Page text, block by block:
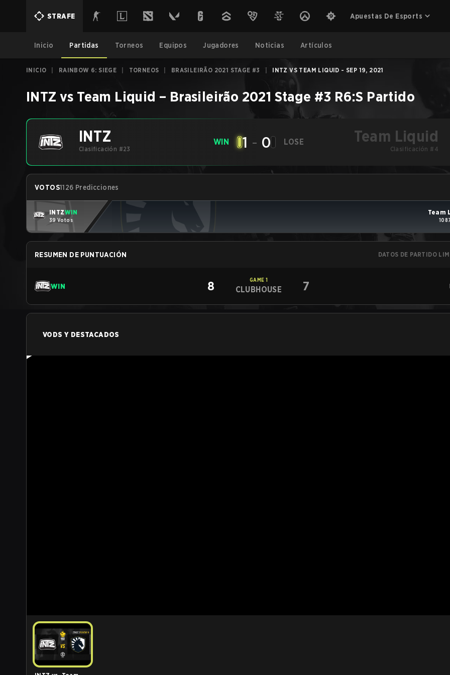
STRAFE Apuestas De Esports
Inicio Partidas Torneos Equipos Jugadores Noticias Artículos
INICIO RAINBOW 6: SIEGE TORNEOS BRASILEIRÃO 2021 STAGE #3 INTZ VS TEAM LIQUID - SEP 19, 2021
INTZ vs Team Liquid – Brasileirão 2021 Stage #3 R6:S Partido
INTZ
Clasificación #23
WIN 1 - 0 LOSE Team Liquid
Clasificación #4
VOTOS1126 Predicciones
INTZWIN
39 Votos
Team
RESUMEN DE PUNTUACIÓN DATOS DE PARTIDO
WIN 8 GAME 1
CLUBHOUSE 7
VODS Y DESTACADOS